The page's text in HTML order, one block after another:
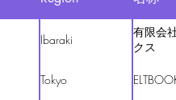
Ibaraki
有限会
クス
Tokyo